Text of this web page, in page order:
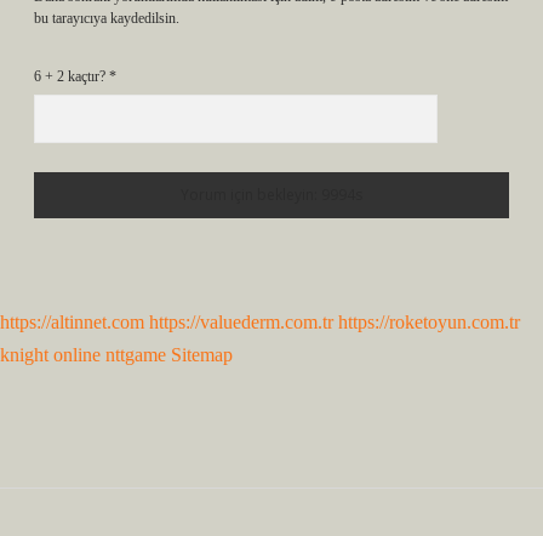
bu tarayıcıya kaydedilsin.
6 + 2 kaçtır? *
https://altinnet.com https://valuederm.com.tr https://roketoyun.com.tr
knight online nttgame Sitemap